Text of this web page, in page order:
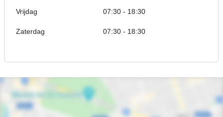
Vrijdag 07:30 - 18:30
Zaterdag 07:30 - 18:30